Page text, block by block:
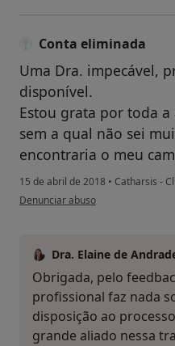
Conta eliminada
Uma Dra. impecável,
disponível.
Estou grata por toda
sem a qual não sei
encontraria o meu
15 de abril de 2018 • Catharsis -
na opinião do utilizador Conta
Denunciar abuso
Dra. Elaine de
Obrigada, pelo
profissional faz nada
disposição ao
grande aliado nessa